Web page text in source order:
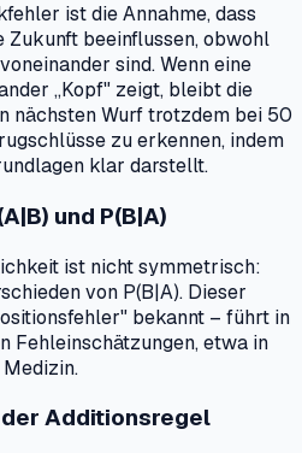
ist die Annahme, dass
Zukunft beeinflussen, obwohl
sind. Wenn eine
„Kopf" zeigt, bleibt die
nächsten Wurf trotzdem bei 50
zu erkennen, indem
klar darstellt.
und P(B|A)
ist nicht symmetrisch:
von P(B|A). Dieser
bekannt – führt in
Fehleinschätzungen, etwa in
Additionsregel